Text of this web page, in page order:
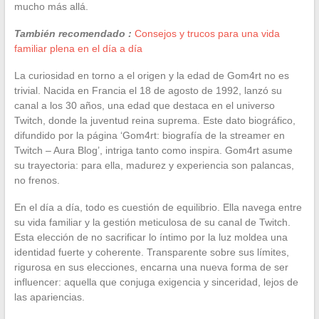
mucho más allá.
También recomendado : Consejos y trucos para una vida
familiar plena en el día a día
La curiosidad en torno a el origen y la edad de Gom4rt no es
trivial. Nacida en Francia el 18 de agosto de 1992, lanzó su
canal a los 30 años, una edad que destaca en el universo
Twitch, donde la juventud reina suprema. Este dato biográfico,
difundido por la página ‘Gom4rt: biografía de la streamer en
Twitch – Aura Blog’, intriga tanto como inspira. Gom4rt asume
su trayectoria: para ella, madurez y experiencia son palancas,
no frenos.
En el día a día, todo es cuestión de equilibrio. Ella navega entre
su vida familiar y la gestión meticulosa de su canal de Twitch.
Esta elección de no sacrificar lo íntimo por la luz moldea una
identidad fuerte y coherente. Transparente sobre sus límites,
rigurosa en sus elecciones, encarna una nueva forma de ser
influencer: aquella que conjuga exigencia y sinceridad, lejos de
las apariencias.